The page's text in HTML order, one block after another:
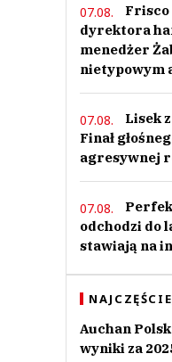
07.08.
Frisco
dyrektora
menedżer
nietypowym
07.08.
Lisek
Finał
agresywnej
07.08.
odchodzi do
stawiają na
Auchan
wyniki za